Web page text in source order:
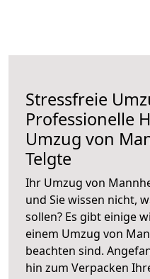
Stressfreie
Professionelle
Umzug von
Telgte
Ihr Umzug von
und Sie wissen nicht,
sollen? Es gibt einige
einem Umzug von
beachten sind.
hin zum Verpacken